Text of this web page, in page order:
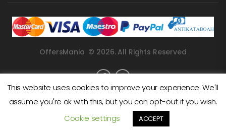
OffersMania © 2026. All Rights Reserved
This website uses cookies to improve your experience. We'll
assume you're ok with this, but you can opt-out if you wish.
Cookie settings
ACCEPT